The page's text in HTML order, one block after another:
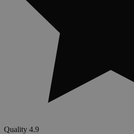
Quality 4.9